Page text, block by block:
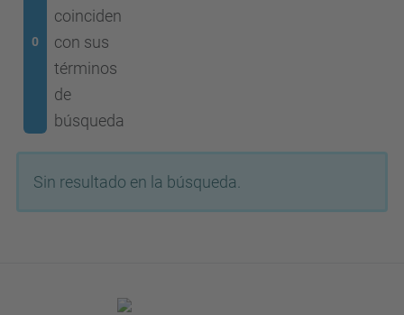
0
coinciden
con sus
términos
de
búsqueda
Sin resultado en la búsqueda.